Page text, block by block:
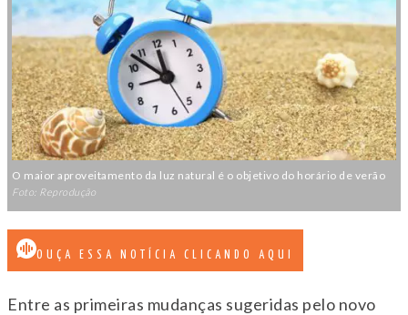
O maior aproveitamento da luz natural é o objetivo do horário de verão
Foto: Reprodução
OUÇA ESSA NOTÍCIA CLICANDO AQUI
Entre as primeiras mudanças sugeridas pelo novo